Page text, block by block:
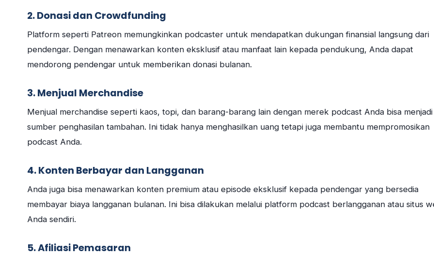
2. Donasi dan Crowdfunding
Platform seperti Patreon memungkinkan podcaster untuk mendapatkan dukungan finansial langsung dari
pendengar. Dengan menawarkan konten eksklusif atau manfaat lain kepada pendukung, Anda dapat
mendorong pendengar untuk memberikan donasi bulanan.
3. Menjual Merchandise
Menjual merchandise seperti kaos, topi, dan barang-barang lain dengan merek podcast Anda bisa menjadi
sumber penghasilan tambahan. Ini tidak hanya menghasilkan uang tetapi juga membantu mempromosikan
podcast Anda.
4. Konten Berbayar dan Langganan
Anda juga bisa menawarkan konten premium atau episode eksklusif kepada pendengar yang bersedia
membayar biaya langganan bulanan. Ini bisa dilakukan melalui platform podcast berlangganan atau situs
Anda sendiri.
5. Afiliasi Pemasaran